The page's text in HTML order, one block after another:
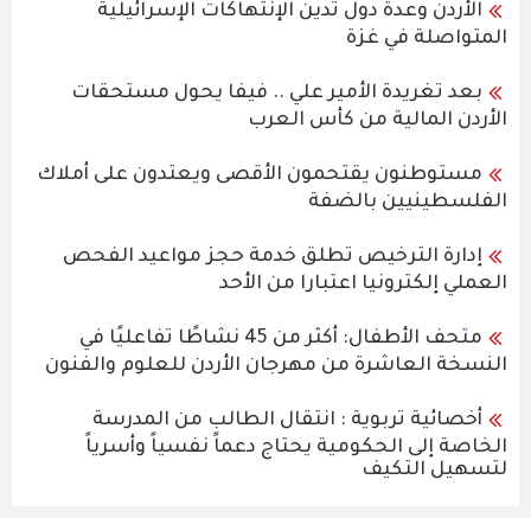
الأردن وعدة دول تدين الإنتهاكات الإسرائيلية
المتواصلة في غزة
بعد تغريدة الأمير علي .. فيفا يحول مستحقات
الأردن المالية من كأس العرب
مستوطنون يقتحمون الأقصى ويعتدون على أملاك
الفلسطينيين بالضفة
إدارة الترخيص تطلق خدمة حجز مواعيد الفحص
العملي إلكترونيا اعتبارا من الأحد
متحف الأطفال: أكثر من 45 نشاطًا تفاعليًا في
النسخة العاشرة من مهرجان الأردن للعلوم والفنون
أخصائية تربوية : انتقال الطالب من المدرسة
الخاصة إلى الحكومية يحتاج دعماً نفسياً وأسرياً
لتسهيل التكيف